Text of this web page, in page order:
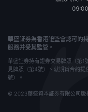
09:00
華盛証券為香港證監會認可的
服務并受其監管。
華盛証券持有證券交易牌照（第
見牌照（第4號）、就期貨合約
號）。
© 2023華盛資本証券有限公司版